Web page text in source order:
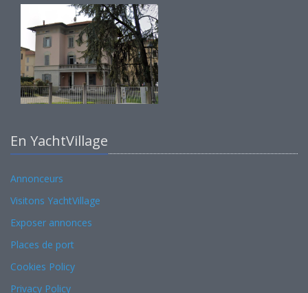
En YachtVillage
Annonceurs
Visitons YachtVillage
Exposer annonces
Places de port
Cookies Policy
Privacy Policy